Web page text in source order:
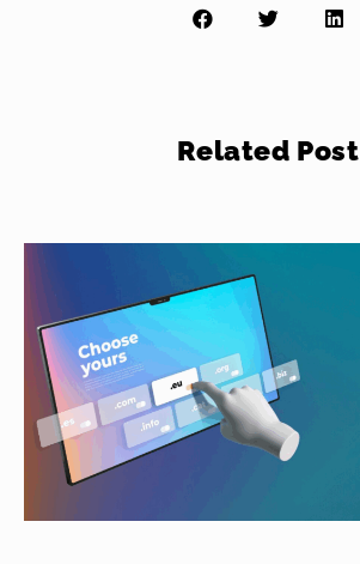
Related Post